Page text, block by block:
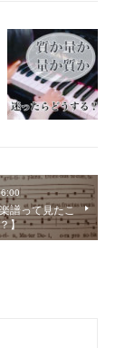
譜って見たこ
】